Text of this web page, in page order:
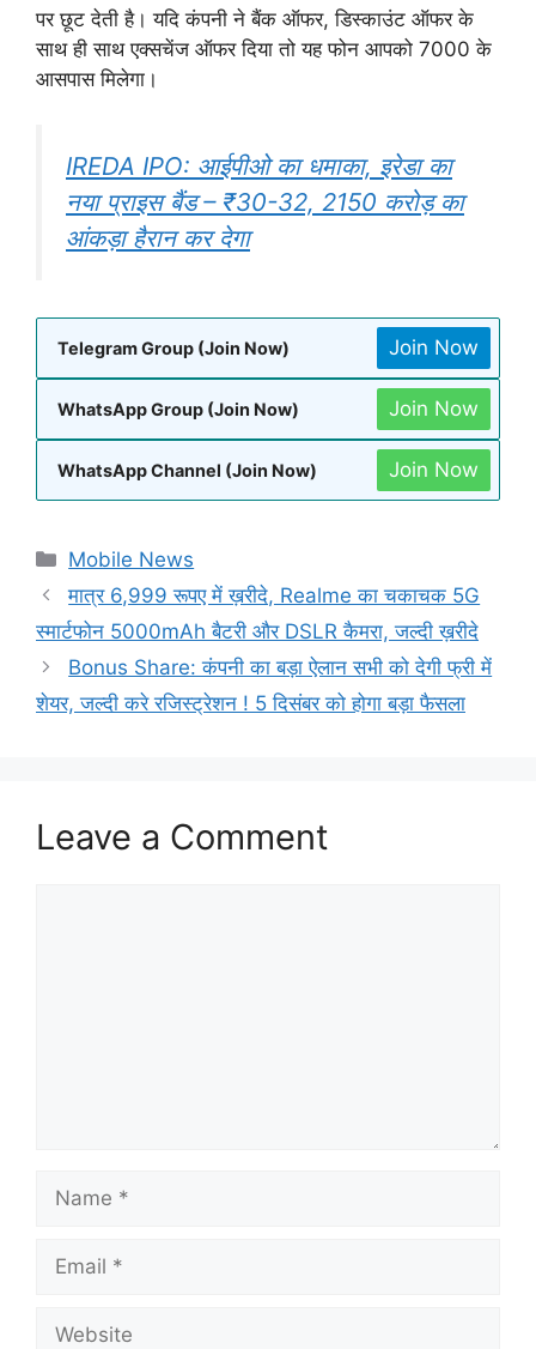
पर छूट देती है। यदि कंपनी ने बैंक ऑफर, डिस्काउंट ऑफर के
साथ ही साथ एक्सचेंज ऑफर दिया तो यह फोन आपको 7000 के
आसपास मिलेगा।
IREDA IPO: आईपीओ का धमाका, इरेडा का
नया प्राइस बैंड – ₹30-32, 2150 करोड़ का
आंकड़ा हैरान कर देगा
Telegram Group (Join Now) Join Now
WhatsApp Group (Join Now) Join Now
WhatsApp Channel (Join Now) Join Now
Categories
Mobile News
मात्र 6,999 रूपए में ख़रीदे, Realme का चकाचक 5G
स्मार्टफोन 5000mAh बैटरी और DSLR कैमरा, जल्दी ख़रीदे
Bonus Share: कंपनी का बड़ा ऐलान सभी को देगी फ्री में
शेयर, जल्दी करे रजिस्ट्रेशन ! 5 दिसंबर को होगा बड़ा फैसला
Leave a Comment